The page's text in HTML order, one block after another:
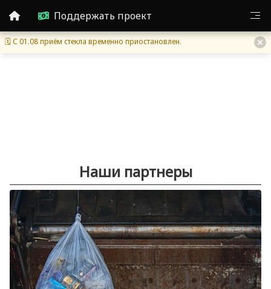
Поддержать проект
🗓 С 01.08 приём стекла временно приостановлен.
Наши партнеры